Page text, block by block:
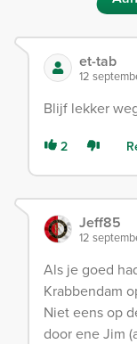
et-tab
12
Blijf lekker
2
Jeff85
12
Als je goed
Krabbendam
Niet eens op
door ene Jim